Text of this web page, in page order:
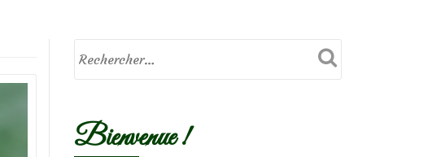
Bienvenue !